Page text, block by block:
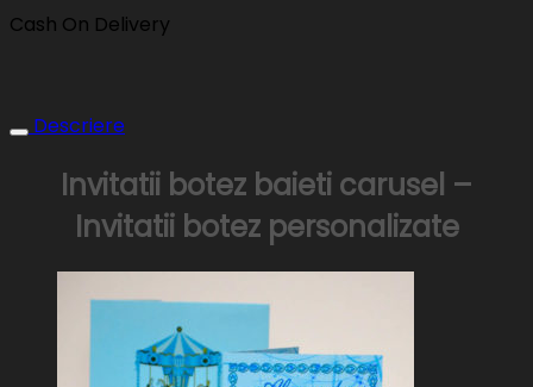
Cash On Delivery
Descriere
Invitatii botez baieti carusel –
Invitatii botez personalizate